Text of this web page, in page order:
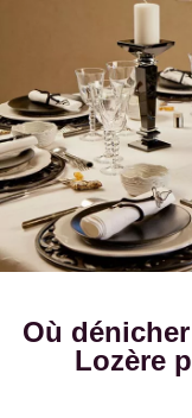
Où
Lozère